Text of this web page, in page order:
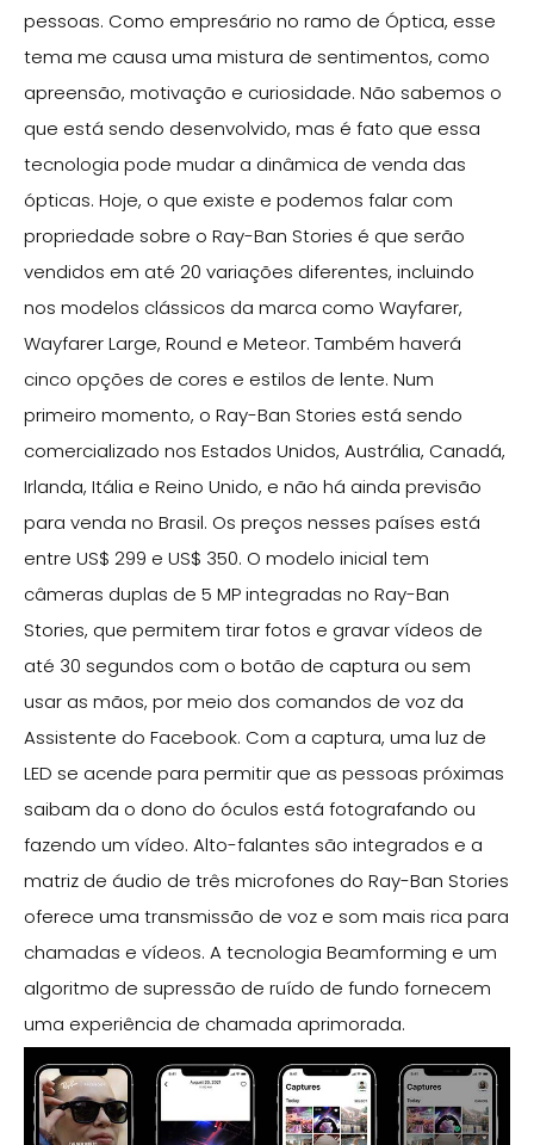
pessoas. Como empresário no ramo de Óptica, esse
tema me causa uma mistura de sentimentos, como
apreensão, motivação e curiosidade. Não sabemos o
que está sendo desenvolvido, mas é fato que essa
tecnologia pode mudar a dinâmica de venda das
ópticas. Hoje, o que existe e podemos falar com
propriedade sobre o Ray-Ban Stories é que serão
vendidos em até 20 variações diferentes, incluindo
nos modelos clássicos da marca como Wayfarer,
Wayfarer Large, Round e Meteor. Também haverá
cinco opções de cores e estilos de lente. Num
primeiro momento, o Ray-Ban Stories está sendo
comercializado nos Estados Unidos, Austrália, Canadá,
Irlanda, Itália e Reino Unido, e não há ainda previsão
para venda no Brasil. Os preços nesses países está
entre US$ 299 e US$ 350. O modelo inicial tem
câmeras duplas de 5 MP integradas no Ray-Ban
Stories, que permitem tirar fotos e gravar vídeos de
até 30 segundos com o botão de captura ou sem
usar as mãos, por meio dos comandos de voz da
Assistente do Facebook. Com a captura, uma luz de
LED se acende para permitir que as pessoas próximas
saibam da o dono do óculos está fotografando ou
fazendo um vídeo. Alto-falantes são integrados e a
matriz de áudio de três microfones do Ray-Ban Stories
oferece uma transmissão de voz e som mais rica para
chamadas e vídeos. A tecnologia Beamforming e um
algoritmo de supressão de ruído de fundo fornecem
uma experiência de chamada aprimorada.